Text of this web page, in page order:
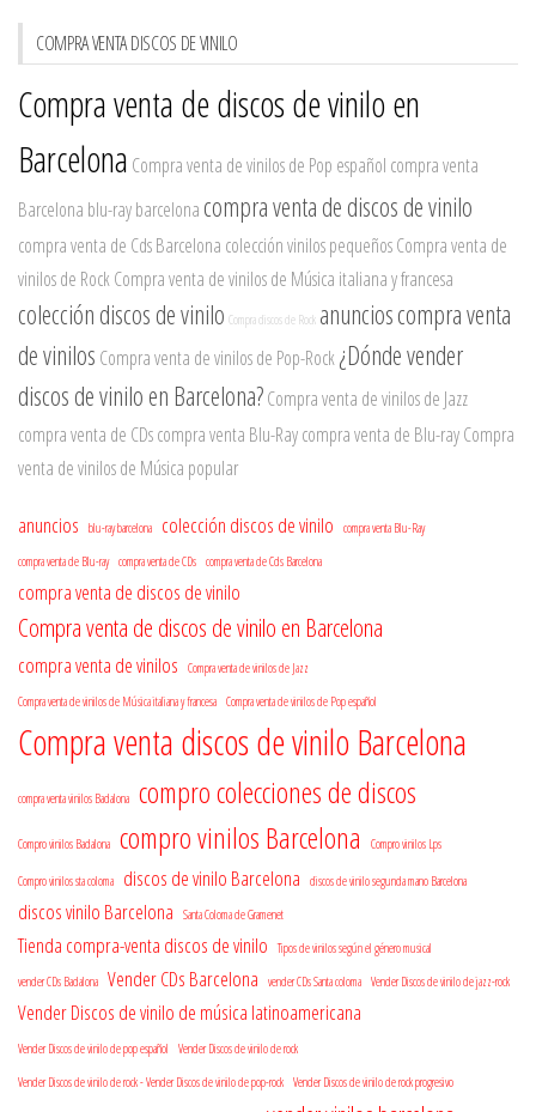
COMPRA VENTA DISCOS DE VINILO
Compra venta de discos de vinilo en
Barcelona Compra venta de vinilos de Pop español compra venta
Barcelona blu-ray barcelona compra venta de discos de vinilo
compra venta de Cds Barcelona colección vinilos pequeñosCompra venta de
vinilos de RockCompra venta de vinilos de Música italiana y francesa
colección discos de vinilo Compra discos de Rock anuncioscompra venta
de vinilos Compra venta de vinilos de Pop-Rock¿Dónde vender
discos de vinilo en Barcelona?Compra venta de vinilos de Jazz
compra venta de CDscompra venta Blu-Raycompra venta de Blu-rayCompra
venta de vinilos de Música popular
anuncios blu-ray barcelona colección discos de vinilo
compra venta Blu-Ray
compra venta de Blu-ray compra venta de CDs compra venta de Cds Barcelona
compra venta de discos de vinilo
Compra venta de discos de vinilo en Barcelona
compra venta de vinilos
Compra venta de vinilos de Jazz
Compra venta de vinilos de Música italiana y francesa Compra venta de vinilos de Pop español
Compra venta discos de vinilo Barcelona
compra venta vinilos Badalona compro colecciones de discos
Compro vinilos Badalona compro vinilos Barcelona Compro vinilos Lps
Compro vinilos sta coloma discos de vinilo Barcelona discos de vinilo segunda mano Barcelona
discos vinilo Barcelona Santa Coloma de Gramenet
Tienda compra-venta discos de vinilo
Tipos de vinilos según el género musical
vender CDs Badalona Vender CDs Barcelona vender CDs Santa coloma Vender Discos de vinilo de jazz-rock
Vender Discos de vinilo de música latinoamericana
Vender Discos de vinilo de pop español
Vender Discos de vinilo de rock
Vender Discos de vinilo de rock - Vender Discos de vinilo de pop-rock Vender Discos de vinilo de rock progresivo